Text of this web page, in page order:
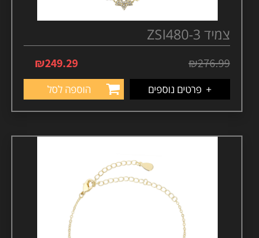
צמיד ZSI480-3
₪276.99
₪249.29
+ פרטים נוספים הוספה לסל